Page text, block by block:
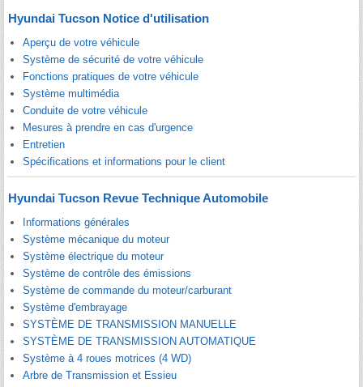
Hyundai Tucson Notice d'utilisation
Aperçu de votre véhicule
Système de sécurité de votre véhicule
Fonctions pratiques de votre véhicule
Système multimédia
Conduite de votre véhicule
Mesures à prendre en cas d'urgence
Entretien
Spécifications et informations pour le client
Hyundai Tucson Revue Technique Automobile
Informations générales
Système mécanique du moteur
Système électrique du moteur
Système de contrôle des émissions
Système de commande du moteur/carburant
Système d'embrayage
SYSTÈME DE TRANSMISSION MANUELLE
SYSTÈME DE TRANSMISSION AUTOMATIQUE
Système à 4 roues motrices (4 WD)
Arbre de Transmission et Essieu